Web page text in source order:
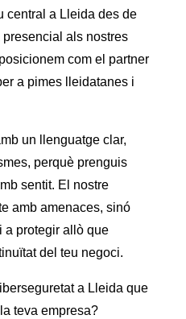
central a Lleida des de
presencial als nostres
com el partner
a pimes lleidatanes i
un llenguatge clar,
perquè prenguis
sentit. El nostre
amb amenaces, sinó
a protegir allò que
del teu negoci.
a Lleida que
teva empresa?